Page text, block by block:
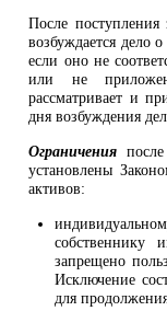
После
возбуждается дело
если оно не
или не
рассматривает и
дня возбуждения
Ограничения
установлены
активов:
собственнику
запрещено
Исключение
для